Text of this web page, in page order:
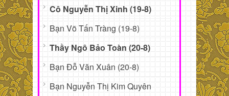
Cô Nguyễn Thị Xinh (19-8)
Bạn Võ Tấn Tràng (19-8)
Thầy Ngô Bảo Toàn (20-8)
Bạn Đỗ Văn Xuân (20-8)
Bạn Nguyễn Thị Kim Quyên